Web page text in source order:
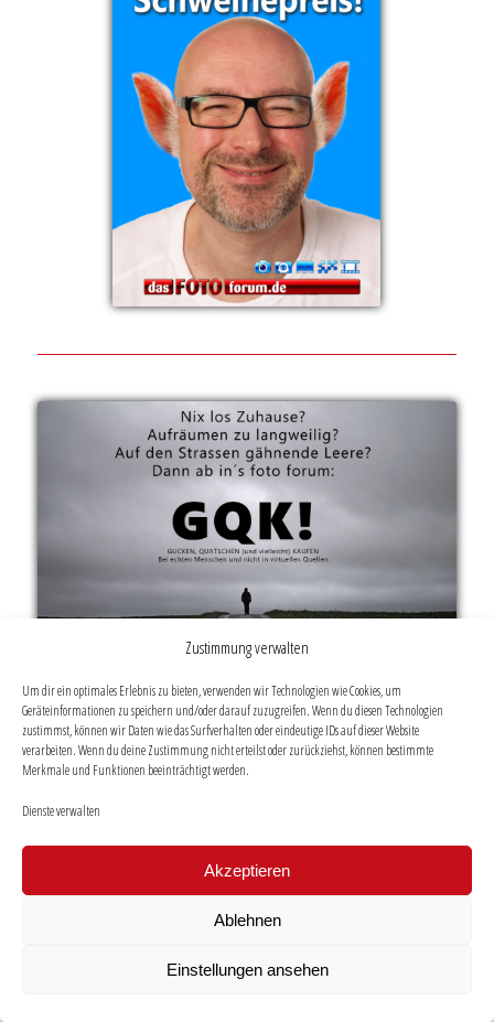
Zustimmung verwalten
Um dir ein optimales Erlebnis zu bieten, verwenden wir Technologien wie Cookies, um
Geräteinformationen zu speichern und/oder darauf zuzugreifen. Wenn du diesen Technologien
zustimmst, können wir Daten wie das Surfverhalten oder eindeutige IDs auf dieser Website
verarbeiten. Wenn du deine Zustimmung nicht erteilst oder zurückziehst, können bestimmte
Merkmale und Funktionen beeinträchtigt werden.
Dienste verwalten
Akzeptieren
Ablehnen
Einstellungen ansehen